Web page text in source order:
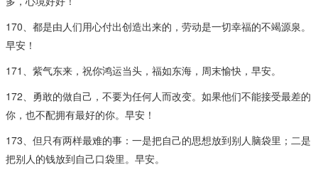
170、都是由人们用心付出创造出来的，劳动是一切幸福的不竭源泉。
早安！
171、紫气东来，祝你鸿运当头，福如东海，周末愉快，早安。
172、勇敢的做自己，不要为任何人而改变。如果他们不能接受最差的
你，也不配拥有最好的你。早安！
173、但只有两样最难的事：一是把自己的思想放到别人脑袋里；二是
把别人的钱放到自己口袋里。早安。